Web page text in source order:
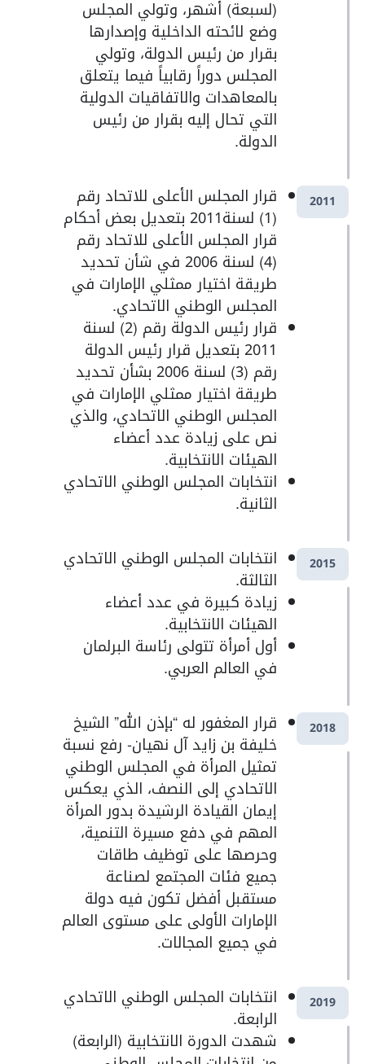
(لسبعة) أشهر، وتولي المجلس
وضع لائحته الداخلية وإصدارها
بقرار من رئيس الدولة، وتولي
المجلس دوراً رقابياً فيما يتعلق
بالمعاهدات والاتفاقيات الدولية
التي تحال إليه بقرار من رئيس
الدولة.
2011 قرار المجلس الأعلى للاتحاد رقم
(1) لسنة2011 بتعديل بعض أحكام
قرار المجلس الأعلى للاتحاد رقم
(4) لسنة 2006 في شأن تحديد
طريقة اختيار ممثلي الإمارات في
المجلس الوطني الاتحادي.
قرار رئيس الدولة رقم (2) لسنة
2011 بتعديل قرار رئيس الدولة
رقم (3) لسنة 2006 بشأن تحديد
طريقة اختيار ممثلي الإمارات في
المجلس الوطني الاتحادي، والذي
نص على زيادة عدد أعضاء
الهيئات الانتخابية.
انتخابات المجلس الوطني الاتحادي
الثانية.
2015 انتخابات المجلس الوطني الاتحادي
الثالثة.
زيادة كبيرة في عدد أعضاء
الهيئات الانتخابية.
أول أمرأة تتولى رئاسة البرلمان
في العالم العربي.
2018 قرار المغفور له “بإذن الله” الشيخ
خليفة بن زايد آل نهيان- رفع نسبة
تمثيل المرأة في المجلس الوطني
الاتحادي إلى النصف، الذي يعكس
إيمان القيادة الرشيدة بدور المرأة
المهم في دفع مسيرة التنمية،
وحرصها على توظيف طاقات
جميع فئات المجتمع لصناعة
مستقبل أفضل تكون فيه دولة
الإمارات الأولى على مستوى العالم
في جميع المجالات.
2019 انتخابات المجلس الوطني الاتحادي
الرابعة.
شهدت الدورة الانتخابية (الرابعة)